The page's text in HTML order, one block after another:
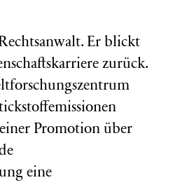
Er blickt
zurück.
Promotion über
eine